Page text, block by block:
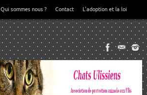
Qui sommes nous ? Contact L’adoption et la loi